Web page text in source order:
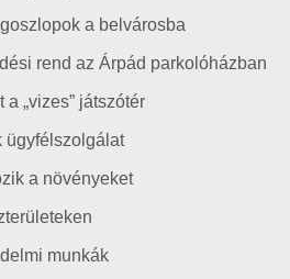
a belvárosba
rend az Árpád parkolóházban
„vizes” játszótér
ügyfélszolgálat
a növényeket
munkák